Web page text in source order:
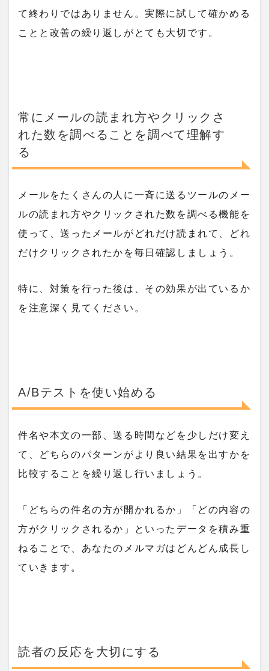
て終わりではありません。実際に試して確かめる
ことと改善の繰り返しがとても大切です。
常にメールの読まれ方やクリックさ
れた数を調べることを調べて理解す
る
メールをたくさんの人に一斉に送るツールのメー
ルの読まれ方やクリックされた数を調べる機能を
使って、送ったメールがどれだけ読まれて、どれ
だけクリックされたかを毎日確認しましょう。
特に、対策を行った後は、その効果が出ているか
を注意深く見てください。
A/Bテストを使い始める
件名や本文の一部、送る時間などを少しだけ変え
て、どちらのパターンがより良い結果を出すかを
比較することを繰り返し行いましょう。
「どちらの件名の方が開かれるか」「どの内容の
方がクリックされるか」といったデータを積み重
ねることで、あなたのメルマガはどんどん成長し
ていきます。
読者の反応を大切にする